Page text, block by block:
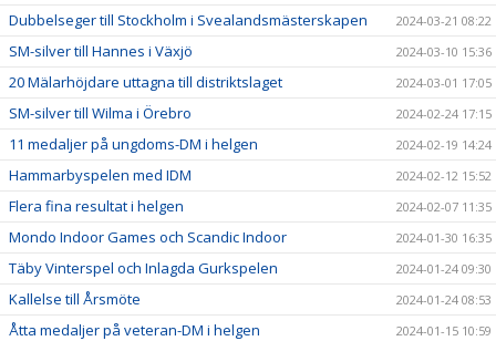
Dubbelseger till Stockholm i Svealandsmästerskapen 2024-03-21 08:22
SM-silver till Hannes i Växjö 2024-03-10 15:36
20 Mälarhöjdare uttagna till distriktslaget 2024-03-01 17:05
SM-silver till Wilma i Örebro 2024-02-24 17:15
11 medaljer på ungdoms-DM i helgen 2024-02-19 14:24
Hammarbyspelen med IDM 2024-02-12 15:52
Flera fina resultat i helgen 2024-02-07 11:35
Mondo Indoor Games och Scandic Indoor 2024-01-30 16:35
Täby Vinterspel och Inlagda Gurkspelen 2024-01-24 09:30
Kallelse till Årsmöte 2024-01-24 08:53
Åtta medaljer på veteran-DM i helgen 2024-01-15 10:59